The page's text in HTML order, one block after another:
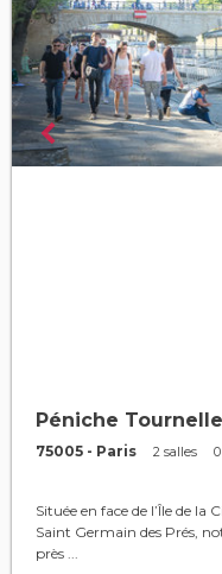
Péniche Tournelle
75005 - Paris 2 salles
Située en face de l’Île de la
Saint Germain des Prés,
près ...